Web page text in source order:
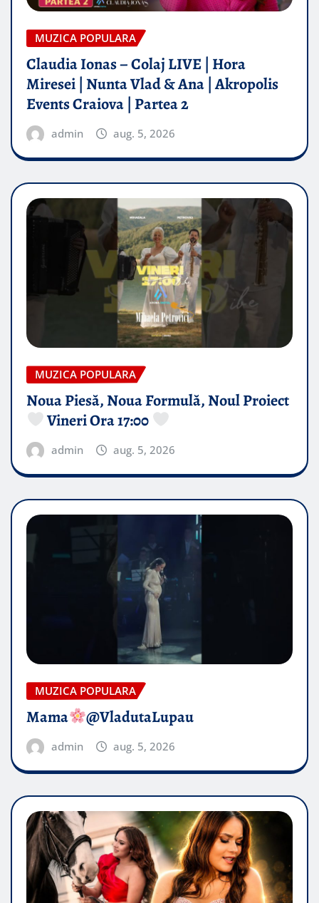
MUZICA POPULARA
Claudia Ionas – Colaj LIVE | Hora
Miresei | Nunta Vlad & Ana | Akropolis
Events Craiova | Partea 2
admin aug. 5, 2026
MUZICA POPULARA
Noua Piesă, Noua Formulă, Noul Proiect
Vineri Ora 17:00
admin aug. 5, 2026
MUZICA POPULARA
Mama @VladutaLupau
admin aug. 5, 2026